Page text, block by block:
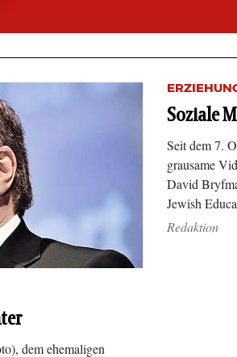
dem ehemaligen
Soziale
Seit dem 7.
grausame
David
Jewish
Redaktion